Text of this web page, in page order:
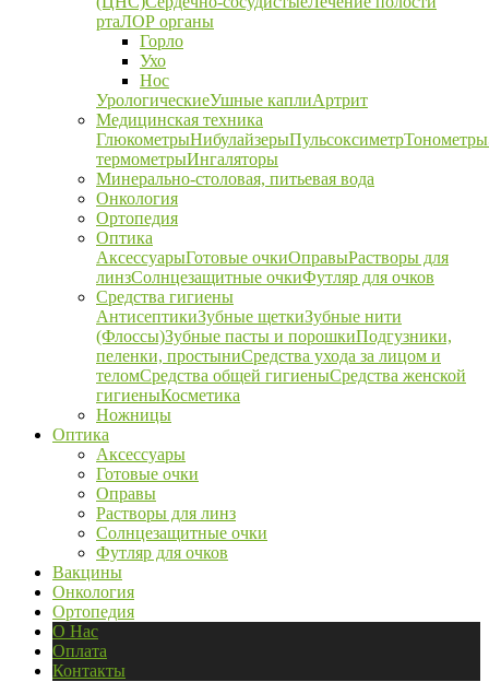
ртаЛОР органы
Горло
Ухо
Нос
УрологическиеУшные каплиАртрит
Медицинская техника
ГлюкометрыНибулайзерыПульсоксиметрТонометры
термометрыИнгаляторы
Минерально-столовая, питьевая вода
Онкология
Ортопедия
Оптика
АксессуарыГотовые очкиОправыРастворы для
линзСолнцезащитные очкиФутляр для очков
Средства гигиены
АнтисептикиЗубные щеткиЗубные нити
(Флоссы)Зубные пасты и порошкиПодгузники,
пеленки, простыниСредства ухода за лицом и
теломСредства общей гигиеныСредства женской
гигиеныКосметика
Ножницы
Оптика
Аксессуары
Готовые очки
Оправы
Растворы для линз
Солнцезащитные очки
Футляр для очков
Вакцины
Онкология
Ортопедия
О Нас
Оплата
Контакты